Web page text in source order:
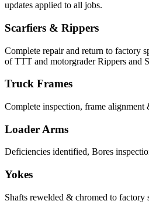
updates applied to all jobs.
Scarfiers & Rippers
Complete repair and return to factory
of TTT and motorgrader Rippers and
Truck Frames
Complete inspection, frame alignment
Loader Arms
Deficiencies identified, Bores
Yokes
Shafts rewelded & chromed to factory